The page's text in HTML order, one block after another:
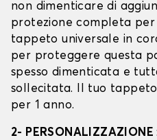
non dimenticare di
protezione completa per
tappeto universale in
per proteggere questa
spesso dimenticata e
sollecitata. Il tuo
per 1 anno.
2- PERSONALIZZAZIONE